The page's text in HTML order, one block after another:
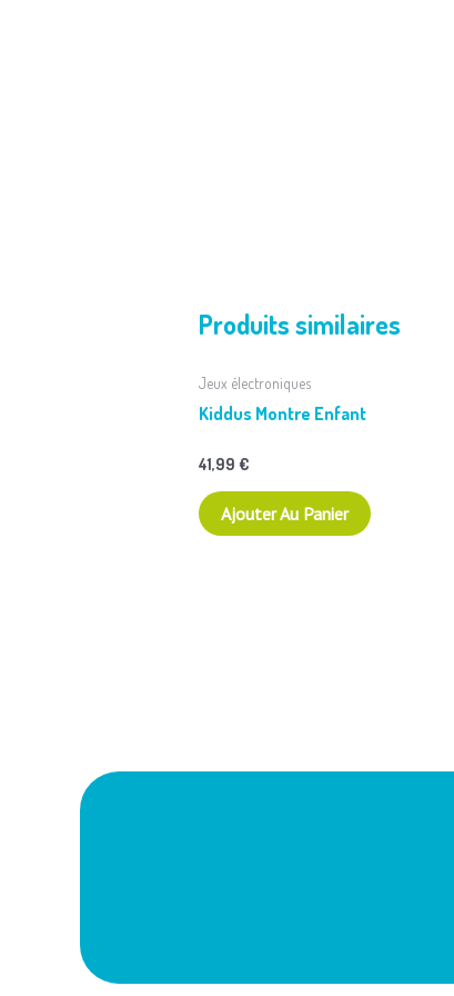
Produits similaires
Jeux électroniques
Kiddus Montre Enfant
41,99 €
Ajouter Au Panier